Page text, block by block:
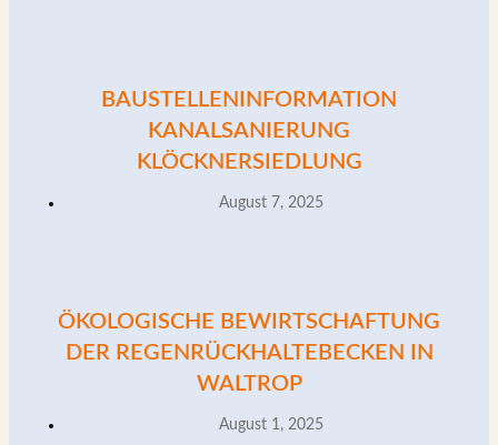
BAUSTELLENINFORMATION
KANALSANIERUNG
KLÖCKNERSIEDLUNG
August 7, 2025
ÖKOLOGISCHE BEWIRTSCHAFTUNG
DER REGENRÜCKHALTEBECKEN IN
WALTROP
August 1, 2025